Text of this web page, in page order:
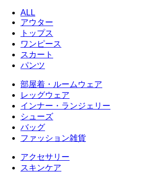
ALL
アウター
トップス
ワンピース
スカート
パンツ
部屋着・ルームウェア
レッグウェア
インナー・ランジェリー
シューズ
バッグ
ファッション雑貨
アクセサリー
スキンケア